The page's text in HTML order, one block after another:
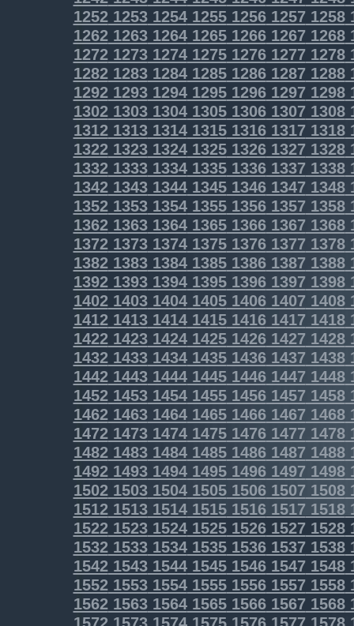
1252125312541255125612571258
1262126312641265126612671268
1272127312741275127612771278
1282128312841285128612871288
1292129312941295129612971298
1302130313041305130613071308
1312131313141315131613171318
1322132313241325132613271328
1332133313341335133613371338
1342134313441345134613471348
1352135313541355135613571358
136213631364136513661367 1368
137213731374137513761377 1378
138213831384138513861387 1388
139213931394139513961397 1398
140214031404140514061407 1408
141214131414141514161417 1418
142214231424142514261427 1428
143214331434143514361437 1438
144214431444144514461447 1448
145214531454145514561457 1458
146214631464146514661467 1468
147214731474147514761477 1478
148214831484148514861487 1488
149214931494149514961497 1498
150215031504150515061507 1508
151215131514151515161517 1518
1522152315241525152615271528
1532153315341535153615371538
1542154315441545154615471548
1552155315541555155615571558
1562156315641565156615671568